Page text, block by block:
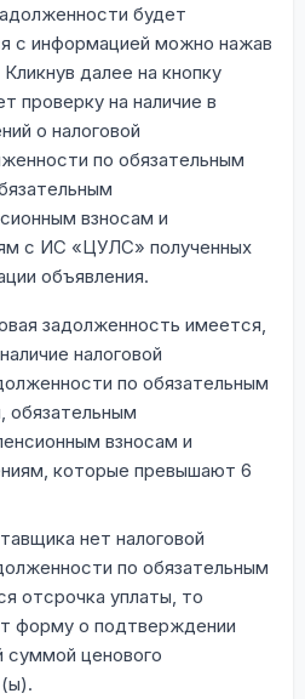
будет
с информацией можно нажав
далее на кнопку
проверку на наличие в
о налоговой
по обязательным
взносам и
с ИС «ЦУЛС» полученных
объявления.
задолженность имеется,
налоговой
по обязательным
обязательным
взносам и
которые превышают 6
нет налоговой
по обязательным
отсрочка уплаты, то
форму о подтверждении
суммой ценового